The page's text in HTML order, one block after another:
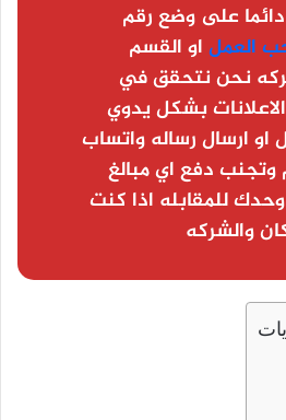
على وضع رقم
العمل او القسم
نحن نتحقق في
بشكل يدوي
او ارسال رساله واتساب
دفع اي مبالغ
للمقابله اذا كنت
والشركه